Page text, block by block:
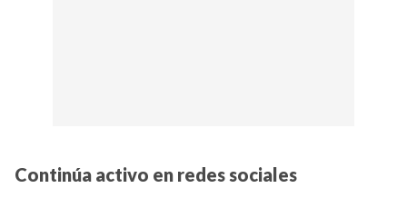
Continúa activo en redes sociales